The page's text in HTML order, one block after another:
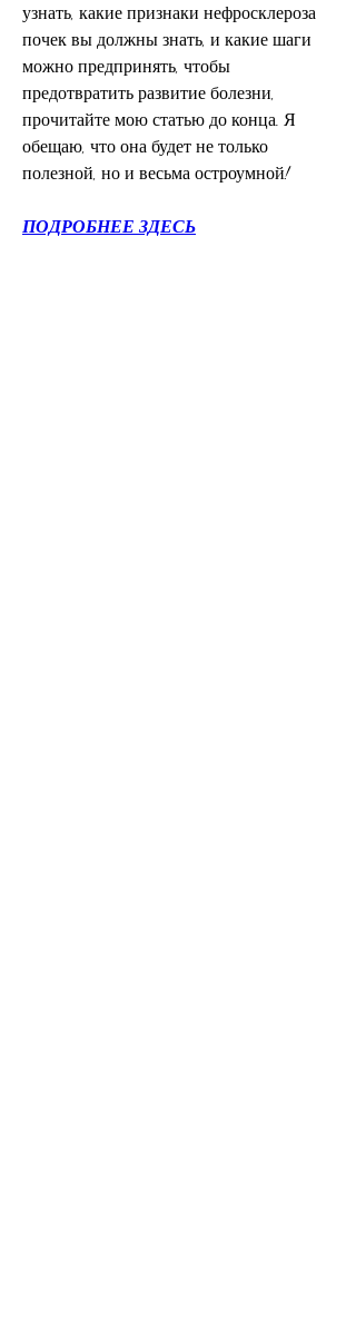
узнать, какие признаки нефросклероза
почек вы должны знать, и какие шаги
можно предпринять, чтобы
предотвратить развитие болезни,
прочитайте мою статью до конца. Я
обещаю, что она будет не только
полезной, но и весьма остроумной!
ПОДРОБНЕЕ ЗДЕСЬ